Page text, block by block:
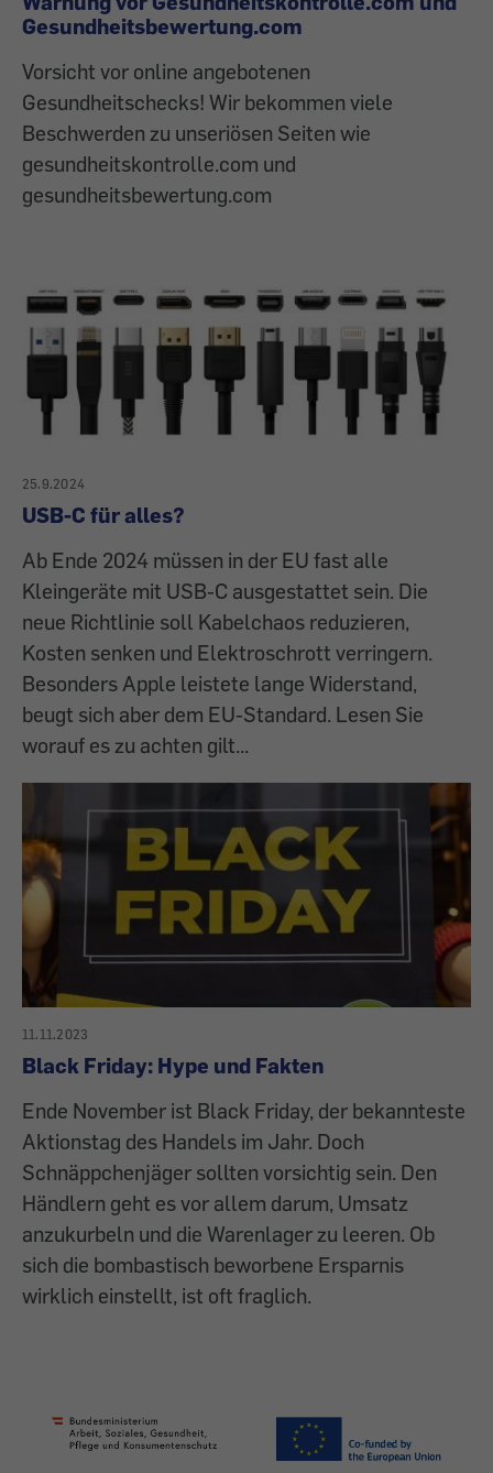
Gesundheitsbewertung.com
Vorsicht vor online angebotenen
Gesundheitschecks! Wir bekommen viele
Beschwerden zu unseriösen Seiten wie
gesundheitskontrolle.com und
gesundheitsbewertung.com
25.9.2024
USB-C für alles?
Ab Ende 2024 müssen in der EU fast alle
Kleingeräte mit USB-C ausgestattet sein. Die
neue Richtlinie soll Kabelchaos reduzieren,
Kosten senken und Elektroschrott verringern.
Besonders Apple leistete lange Widerstand,
beugt sich aber dem EU-Standard. Lesen Sie
worauf es zu achten gilt...
11.11.2023
Black Friday: Hype und Fakten
Ende November ist Black Friday, der bekannteste
Aktionstag des Handels im Jahr. Doch
Schnäppchenjäger sollten vorsichtig sein. Den
Händlern geht es vor allem darum, Umsatz
anzukurbeln und die Warenlager zu leeren. Ob
sich die bombastisch beworbene Ersparnis
wirklich einstellt, ist oft fraglich.